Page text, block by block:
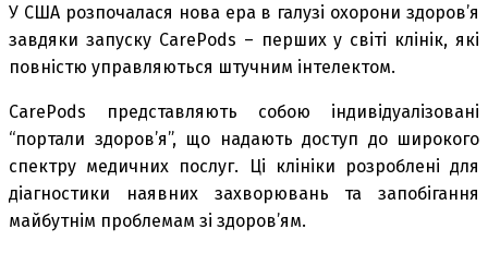
У США розпочалася нова ера в галузі охорони здоров’я
завдяки запуску CarePods – перших у світі клінік, які
повністю управляються штучним інтелектом.
CarePods представляють собою індивідуалізовані
“портали здоров’я”, що надають доступ до широкого
спектру медичних послуг. Ці клініки розроблені для
діагностики наявних захворювань та запобігання
майбутнім проблемам зі здоров’ям.